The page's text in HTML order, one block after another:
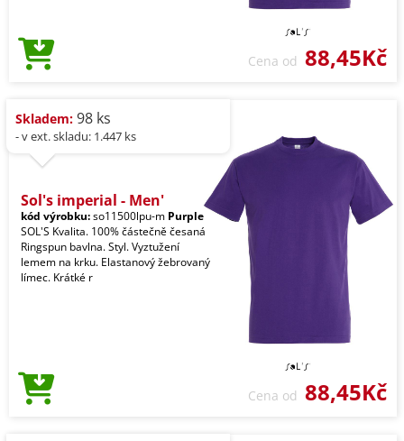
Cena od 88,45Kč
Skladem: 98 ks
- v ext. skladu: 1.447 ks
Sol's imperial - Men'
kód výrobku:so11500lpu-m Purple
SOL'S Kvalita. 100% částečně česaná
Ringspun bavlna. Styl. Vyztužení
lemem na krku. Elastanový žebrovaný
límec. Krátké r
Cena od 88,45Kč